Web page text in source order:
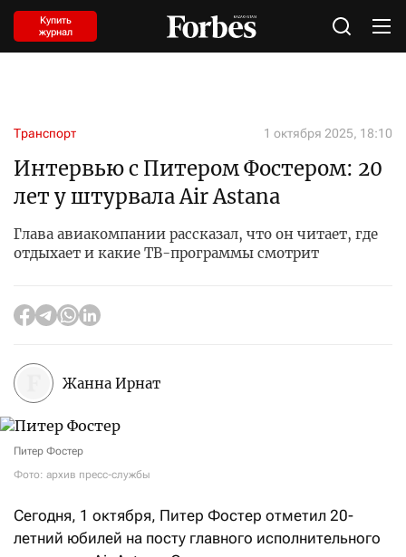
Купить
журнал
Транспорт 1 октября 2025, 18:10
Интервью с Питером Фостером: 20
лет у штурвала Air Astana
Глава авиакомпании рассказал, что он читает, где
отдыхает и какие ТВ-программы смотрит
Жанна Ирнат
Питер Фостер
Фото: архив пресс-службы
Сегодня, 1 октября, Питер Фостер отметил 20-
летний юбилей на посту главного исполнительного